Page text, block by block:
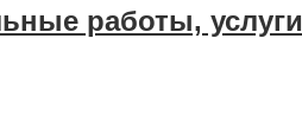
работы, услуги